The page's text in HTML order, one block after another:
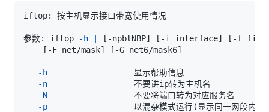
参数: iftop -h [ -npblNBP] [ -i interface] [ -f
[ -F net/mask] [ -G net6/mask6]
-h
-n
-N
-p
                  以混杂模式运行
(显示同一网段内其